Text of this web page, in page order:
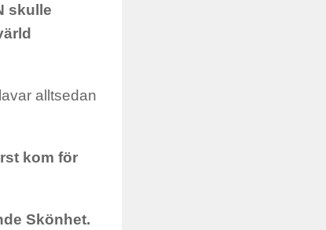
skulle
alltsedan
kom för
Skönhet.